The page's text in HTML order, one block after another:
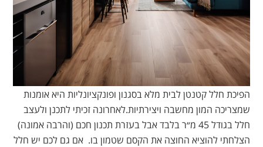
הפיכת חלל קטנטן לבית מלא בסגנון ופונקציונליות היא אומנות
שמצריכה המון מחשבה ויצירתיות.לאחרונה זכיתי לתכנן ולעצב
חלל בגודל 45 מ״ר בלבד אבל בעזרת תכנון חכם (והרבה אמונה)
הצלחתי להוציא החוצה את הקסם שטמון בו. אם גם לכם יש חלל